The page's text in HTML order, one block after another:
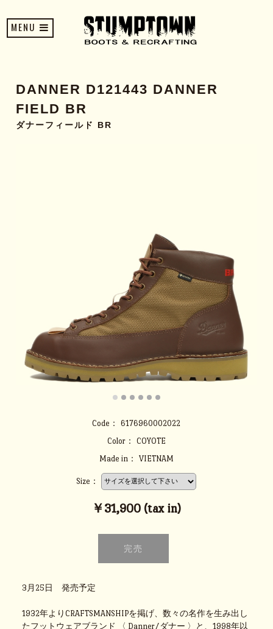
MENU
DANNER D121443 DANNER
FIELD BR
ダナーフィールド BR
Code：
6176960002022
Color：
COYOTE
Made in：
VIETNAM
Size：
￥31,900 (tax in)
3月25日 発売予定
1932年よりCRAFTSMANSHIPを掲げ、数々の名作を生み出し
たフットウェアブランド 〈 Danner/ダナー 〉と、1998年以